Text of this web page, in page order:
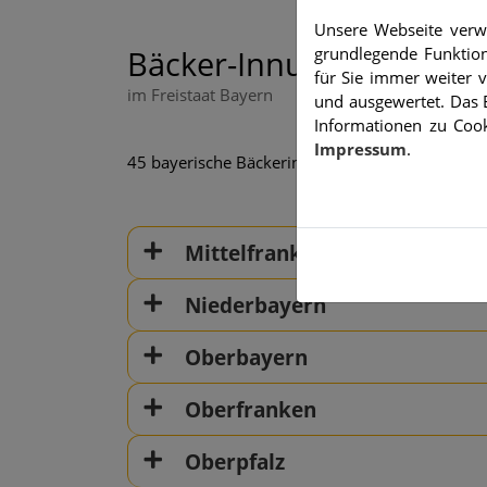
Bäcker-Innungen
im Freistaat Bayern
45 bayerische Bäckerinnungen sind Mitglied im
Mittelfranken
Niederbayern
Oberbayern
Oberfranken
Oberpfalz
Unsere Webseite
grundlegende
für Sie immer weiter
und ausgewertet.
Informationen zu
Impressum.